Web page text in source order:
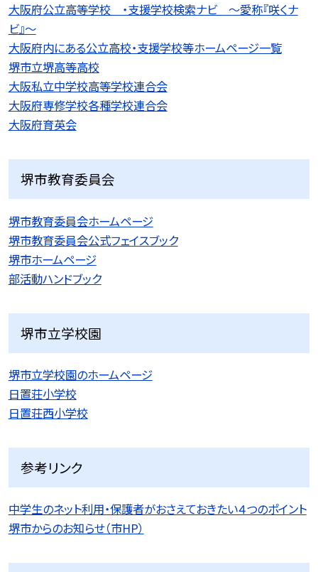
大阪府公立高等学校 ・支援学校検索ナビ 〜愛称『咲くナ
ビ』〜
大阪府内にある公立高校・支援学校等ホームページ一覧
堺市立堺高等高校
大阪私立中学校高等学校連合会
大阪府専修学校各種学校連合会
大阪府育英会
堺市教育委員会
堺市教育委員会ホームページ
堺市教育委員会公式フェイスブック
堺市ホームページ
部活動ハンドブック
堺市立学校園
堺市立学校園のホームページ
日置荘小学校
日置荘西小学校
参考リンク
中学生のネット利用・保護者がおさえておきたい４つのポイント
堺市からのお知らせ（市HP）